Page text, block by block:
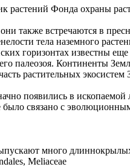
растений Фонда охраны
также встречаются в
тела наземного
горизонтах известны
палеозоя. Континенты
растительных экосистем
появились в ископаемой
связано с
много
Meliaceae